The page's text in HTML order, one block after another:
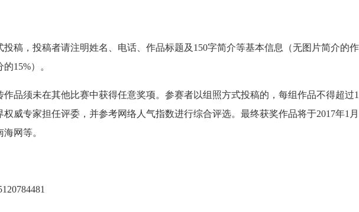
稿，投稿者请注明姓名、电话、作品标题及150字简介等基本信息（无图片简介的作
15%）。
品须未在其他比赛中获得任意奖项。参赛者以组照方式投稿的，每组作品不得超过
威专家担任评委，并参考网络人气指数进行综合评选。最终获奖作品将于2017年1
网等。